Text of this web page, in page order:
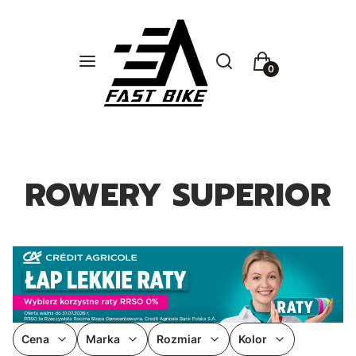
Menu Otwórz wyszukiwarkę
Szukaj Koszyk
ROWERY SUPERIOR
Cena Marka Rozmiar Kolor